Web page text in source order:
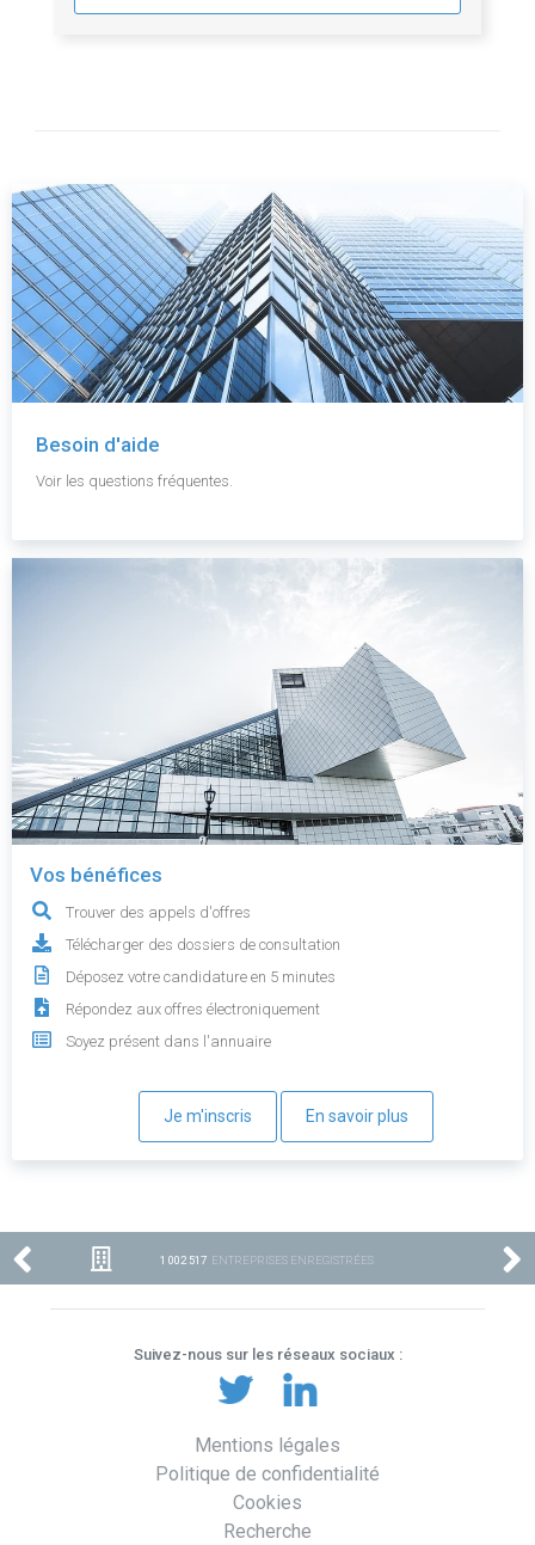
Besoin d'aide
Voir les questions fréquentes.
Vos bénéfices
Trouver des appels d'offres
Télécharger des dossiers de consultation
Déposez votre candidature en 5 minutes
Répondez aux offres électroniquement
Soyez présent dans l'annuaire
Je m'inscris En savoir plus
1 002 517 ENTREPRISES ENREGISTRÉES
Suivez-nous sur les réseaux sociaux :
Mentions légales
Politique de confidentialité
Cookies
Recherche